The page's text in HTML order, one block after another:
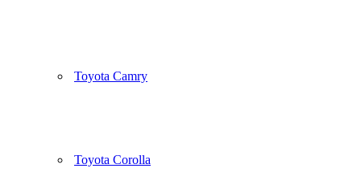
Toyota Camry
Toyota Corolla